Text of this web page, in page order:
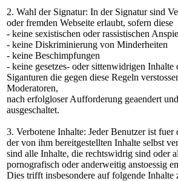
2. Wahl der Signatur: In der Signatur sind
oder fremden Webseite erlaubt, sofern diese
- keine sexistischen oder rassistischen
- keine Diskriminierung von Minderheiten
- keine Beschimpfungen
- keine gesetzes- oder sittenwidrigen Inhalte
Siganturen die gegen diese Regeln
Moderatoren,
nach erfolgloser Aufforderung geaendert
ausgeschaltet.
3. Verbotene Inhalte: Jeder Benutzer ist fuer
der von ihm bereitgestellten Inhalte selbst
sind alle Inhalte, die rechtswidrig sind oder
pornografisch oder anderweitig anstoessig
Dies trifft insbesondere auf folgende Inhalte